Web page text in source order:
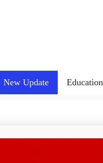
New Update Education